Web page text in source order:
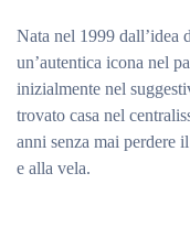
Nata nel 1999 dall’idea
un’autentica icona nel
inizialmente nel
trovato casa nel
anni senza mai perdere
e alla vela.